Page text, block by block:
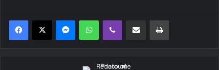
MessengerWhatsAppViber Κοινοποίηση μέσω ηλεκτρονικού ταχυδρομείουΕκτύπωση